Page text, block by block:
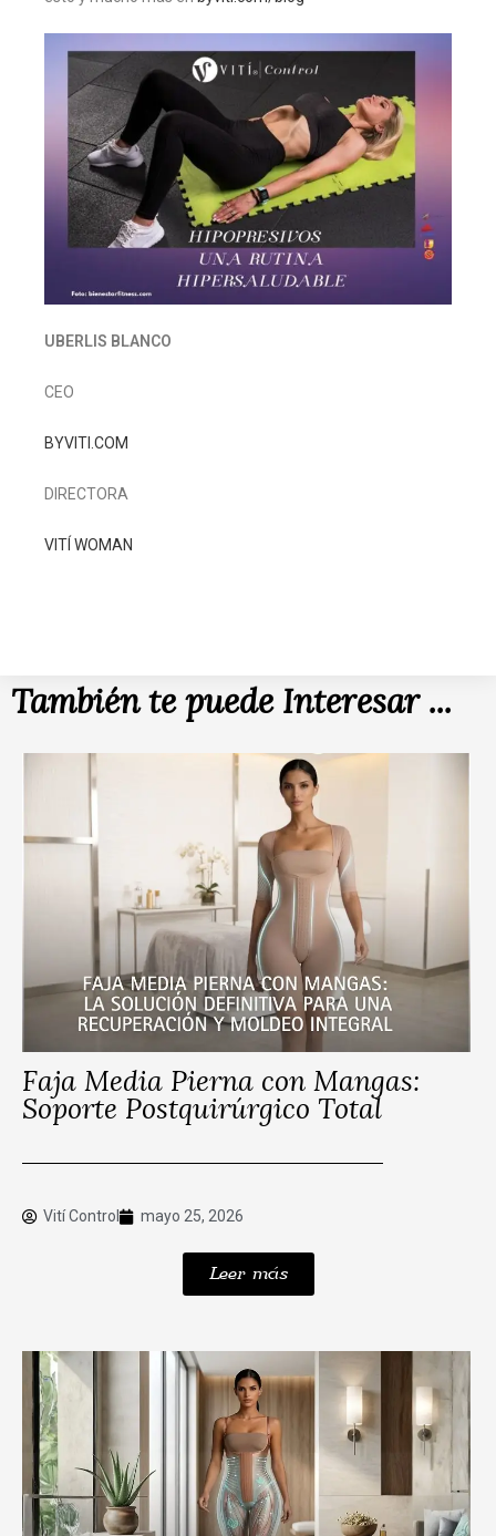
UBERLIS BLANCO
CEO
BYVITI.COM
DIRECTORA
VITÍ WOMAN
También te puede Interesar ...
Faja Media Pierna con Mangas:
Soporte Postquirúrgico Total
Vití Control mayo 25, 2026
Leer más